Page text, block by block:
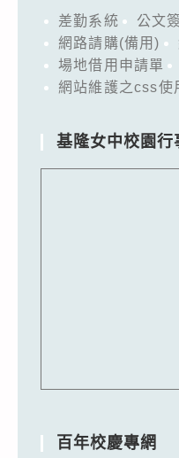
差勤系統 公文
網路請購(備用)
場地借用申請單
網站維護之css使
基隆女中校園行
百年校慶專網